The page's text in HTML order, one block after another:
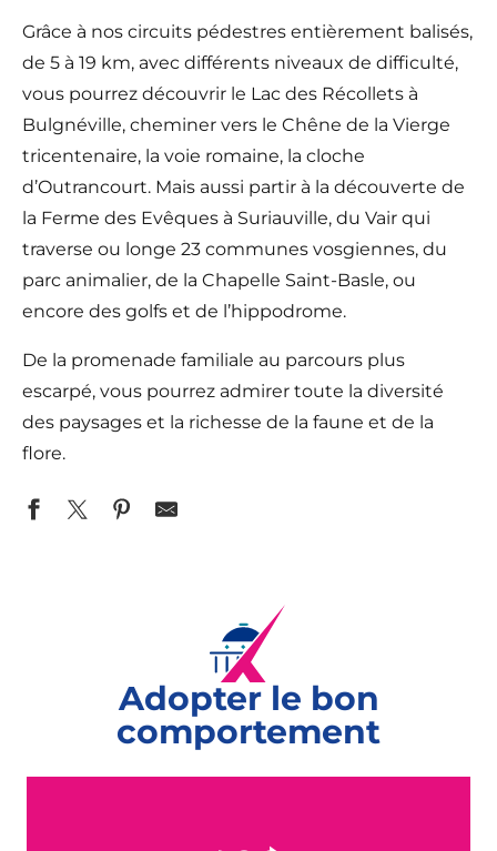
Grâce à nos circuits pédestres entièrement balisés,
de 5 à 19 km, avec différents niveaux de difficulté,
vous pourrez découvrir le Lac des Récollets à
Bulgnéville, cheminer vers le Chêne de la Vierge
tricentenaire, la voie romaine, la cloche
d’Outrancourt. Mais aussi partir à la découverte de
la Ferme des Evêques à Suriauville, du Vair qui
traverse ou longe 23 communes vosgiennes, du
parc animalier, de la Chapelle Saint-Basle, ou
encore des golfs et de l’hippodrome.
De la promenade familiale au parcours plus
escarpé, vous pourrez admirer toute la diversité
des paysages et la richesse de la faune et de la
flore.
Circuit Pédestre 06 - Le Rond des Gendarmes - 8.9
Sentier des Lacs de Contrexéville au Parc de Vittel -
Circuit pédestre 14 bois des seize mutins - 6.1 km
Circuit pédestre 13 de sources en vignes - 19.7 km
Circuit pédestre 11 les golfs - 7.4 km
Circuit Pédestre 20 - Les Balcons de la Folie - 5 km
Adopter le bon
comportement